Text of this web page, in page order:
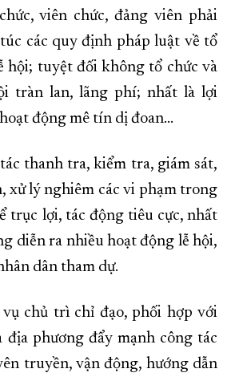
viên chức, đảng viên phải
các quy định pháp luật về tổ
hội; tuyệt đối không tổ chức và
tràn lan, lãng phí; nhất là lợi
động mê tín dị đoan...
thanh tra, kiểm tra, giám sát,
xử lý nghiêm các vi phạm trong
trục lợi, tác động tiêu cực, nhất
diễn ra nhiều hoạt động lễ hội,
dân tham dự.
chủ trì chỉ đạo, phối hợp với
địa phương đẩy mạnh công tác
truyền, vận động, hướng dẫn